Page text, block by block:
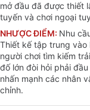
mở đầu đã được thiết
tuyến và chơi ngoại
NHƯỢC ĐIỂM: Nhu
Thiết kế tập trung
người chơi tìm kiếm
đố lớn đòi hỏi phải
nhấn mạnh các nhân
chỉnh.